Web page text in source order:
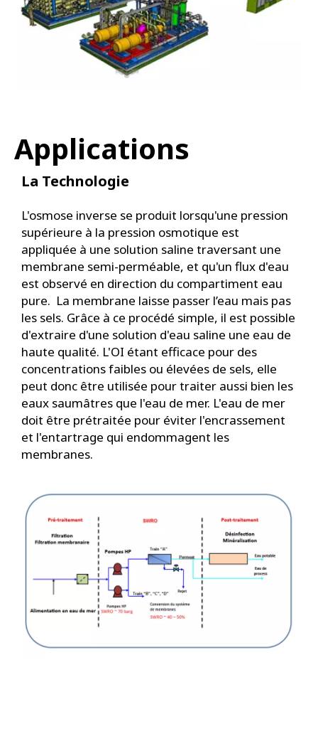
Applications
La Technologie
L'osmose inverse se produit lorsqu'une pression
supérieure à la pression osmotique est
appliquée à une solution saline traversant une
membrane semi-perméable, et qu'un flux d'eau
est observé en direction du compartiment eau
pure. La membrane laisse passer l’eau mais pas
les sels. Grâce à ce procédé simple, il est possible
d'extraire d'une solution d'eau saline une eau de
haute qualité. L'OI étant efficace pour des
concentrations faibles ou élevées de sels, elle
peut donc être utilisée pour traiter aussi bien les
eaux saumâtres que l'eau de mer. L'eau de mer
doit être prétraitée pour éviter l'encrassement
et l'entartrage qui endommagent les
membranes.